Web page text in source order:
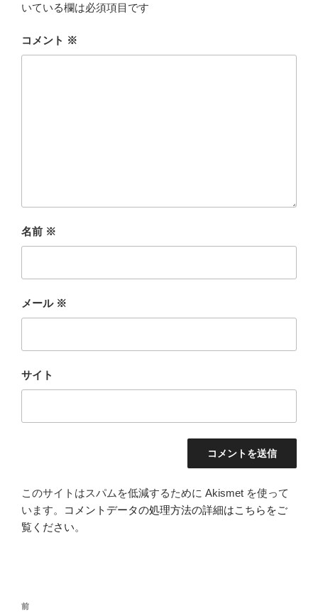
いている欄は必須項目です
コメント ※
名前 ※
メール ※
サイト
このサイトはスパムを低減するために Akismet を使って
います。
コメントデータの処理方法の詳細はこちらをご
覧ください。
投
前
前